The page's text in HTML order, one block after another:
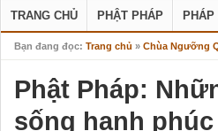
TRANG CHỦ PHẬT PHÁP PHÁP
Bạn đang đọc: Trang chủ » Chùa Ngưỡng
Phật Pháp:
sống hạnh phúc